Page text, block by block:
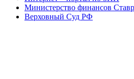
Министерство финансов
Верховный Суд РФ